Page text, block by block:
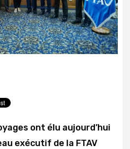
ont élu aujourd’hui
exécutif de la FTAV